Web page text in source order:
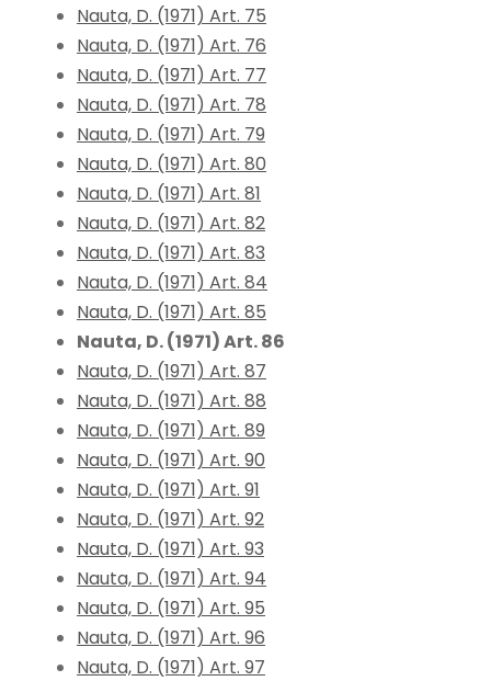
Nauta, D. (1971) Art. 75
Nauta, D. (1971) Art. 76
Nauta, D. (1971) Art. 77
Nauta, D. (1971) Art. 78
Nauta, D. (1971) Art. 79
Nauta, D. (1971) Art. 80
Nauta, D. (1971) Art. 81
Nauta, D. (1971) Art. 82
Nauta, D. (1971) Art. 83
Nauta, D. (1971) Art. 84
Nauta, D. (1971) Art. 85
Nauta, D. (1971) Art. 86
Nauta, D. (1971) Art. 87
Nauta, D. (1971) Art. 88
Nauta, D. (1971) Art. 89
Nauta, D. (1971) Art. 90
Nauta, D. (1971) Art. 91
Nauta, D. (1971) Art. 92
Nauta, D. (1971) Art. 93
Nauta, D. (1971) Art. 94
Nauta, D. (1971) Art. 95
Nauta, D. (1971) Art. 96
Nauta, D. (1971) Art. 97